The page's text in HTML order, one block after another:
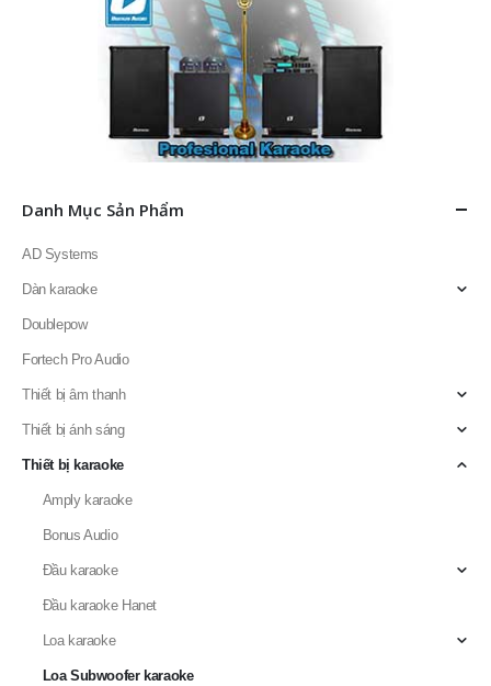
Danh Mục Sản Phẩm
AD Systems
Dàn karaoke
Doublepow
Fortech Pro Audio
Thiết bị âm thanh
Thiết bị ánh sáng
Thiết bị karaoke
Amply karaoke
Bonus Audio
Đầu karaoke
Đầu karaoke Hanet
Loa karaoke
Loa Subwoofer karaoke